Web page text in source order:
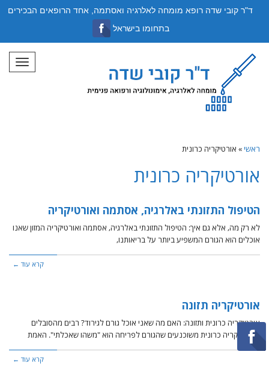
תפריט
ראשי» אורטיקריה כרונית
אורטיקריה כרונית
הטיפול התזונתי באלרגיה, אסתמה ואורטיקריה
לא רק מה, אלא גם איך: הטיפול התזונתי באלרגיה, אסתמה ואורטיקריה המזון שאנו
אוכלים הוא הגורם המשפיע ביותר על בריאותנו,
קרא עוד ←
אורטיקריה תזונה
אורטיקריה כרונית ותזונה: האם מה שאני אוכל גורם לגירוד? רבים מהסובלים
מאורטיקריה כרונית משוכנעים שהגורם לפריחה הוא "משהו שאכלתי". האמת
קרא עוד ←
ד"ר קובי שדה רופא מומחה לאלרגיה ואסתמה, אחד הרופאים הבכירים
בתחומו בישראל